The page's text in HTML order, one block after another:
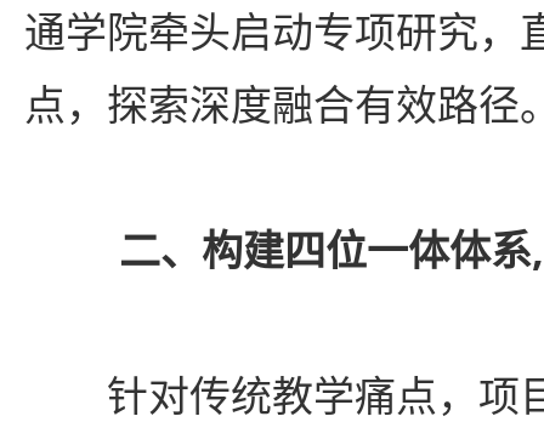
通学院牵头启动专项研究，
点，探索深度融合有效路径
二、构建四位一体体
针对传统教学痛点，项